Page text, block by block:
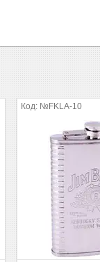
№FKLA-10